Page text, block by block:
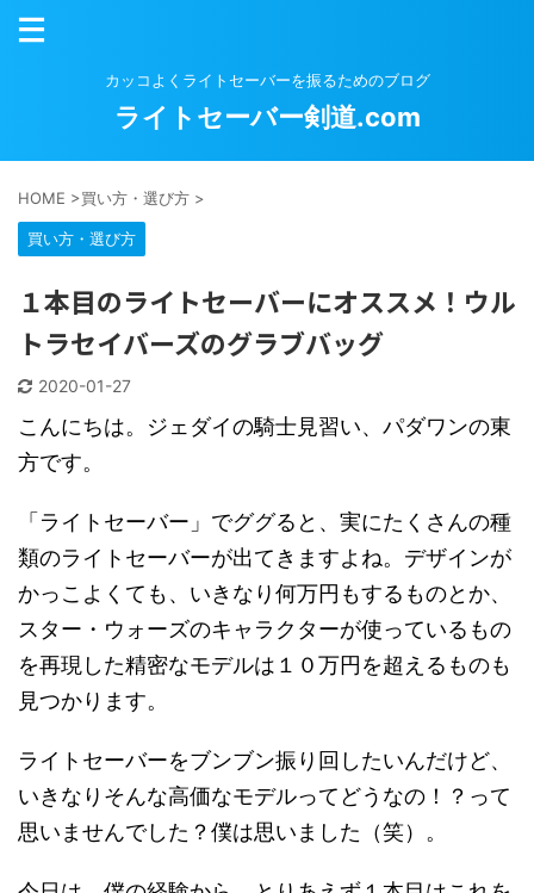
カッコよくライトセーバーを振るためのブログ
ライトセーバー剣道.com
HOME >買い方・選び方 >
買い方・選び方
１本目のライトセーバーにオススメ！ウル
トラセイバーズのグラブバッグ
2020-01-27
こんにちは。ジェダイの騎士見習い、パダワンの東
方です。
「ライトセーバー」でググると、実にたくさんの種
類のライトセーバーが出てきますよね。デザインが
かっこよくても、いきなり何万円もするものとか、
スター・ウォーズのキャラクターが使っているもの
を再現した精密なモデルは１０万円を超えるものも
見つかります。
ライトセーバーをブンブン振り回したいんだけど、
いきなりそんな高価なモデルってどうなの！？って
思いませんでした？僕は思いました（笑）。